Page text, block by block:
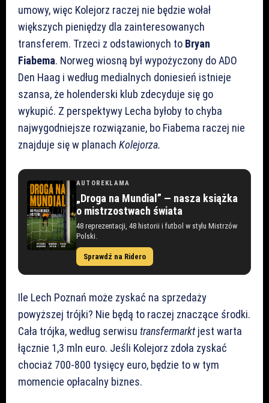
umowy, więc Kolejorz raczej nie będzie wołał
większych pieniędzy dla zainteresowanych
transferem. Trzeci z odstawionych to Bryan
Fiabema. Norweg wiosną był wypożyczony do ADO
Den Haag i według medialnych doniesień istnieje
szansa, że holenderski klub zdecyduje się go
wykupić. Z perspektywy Lecha byłoby to chyba
najwygodniejsze rozwiązanie, bo Fiabema raczej nie
znajduje się w planach Kolejorza.
AUTOREKLAMA
„Droga na Mundial” — nasza książka
o mistrzostwach świata
48 reprezentacji, 48 historii i futbol w stylu Mistrzów
Polski.
Sprawdź na Ridero
Ile Lech Poznań może zyskać na sprzedaży
powyższej trójki? Nie będą to raczej znaczące środki.
Cała trójka, według serwisu transfermarktjest warta
łącznie 1,3 mln euro. Jeśli Kolejorz zdoła zyskać
chociaż 700-800 tysięcy euro, będzie to w tym
momencie opłacalny biznes.